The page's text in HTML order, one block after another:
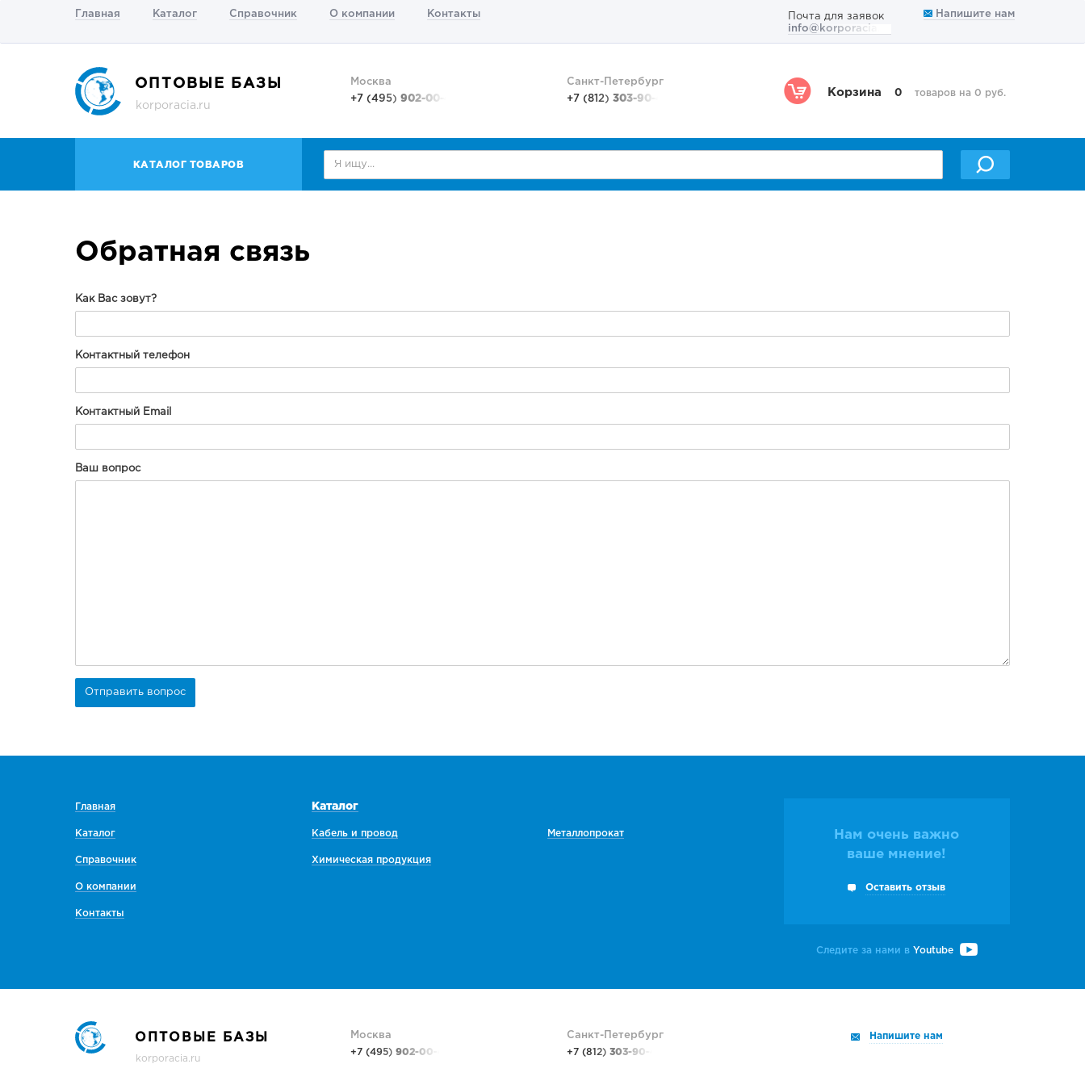
Главная Каталог Справочник О компании Контакты
Почта для заявок
info@korporacia.ru
Напишите нам
ОПТОВЫЕ БАЗЫ
korporacia.ru
Москва
+7 (495)902-00-48
Санкт-Петербург
+7 (812)303-90-48
Корзина 0 товаров на 0 руб.
КАТАЛОГ ТОВАРОВ
Обратная связь
Как Вас зовут?
Контактный телефон
Контактный Email
Ваш вопрос
Главная
Каталог
Справочник
О компании
Контакты
Каталог
Кабель и провод
Химическая продукция
Металлопрокат
Нам очень важно
ваше мнение!
Оставить отзыв
Следите за нами вYoutube
ОПТОВЫЕ БАЗЫ
korporacia.ru
Москва
+7 (495)902-00-48
Санкт-Петербург
+7 (812)303-90-48
Напишите нам